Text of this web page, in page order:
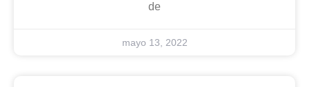
de
mayo 13, 2022